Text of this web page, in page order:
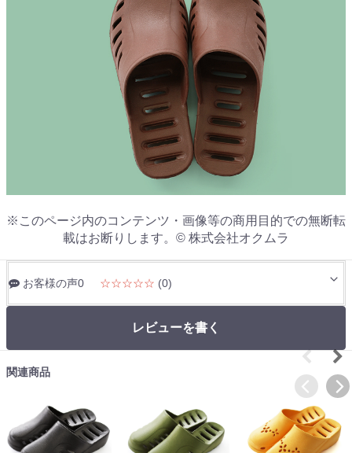
※このページ内のコンテンツ・画像等の商用目的での無断転
載はお断りします。© 株式会社オクムラ
お客様の声0 ☆☆☆☆☆ (0)
レビューを書く
関連商品